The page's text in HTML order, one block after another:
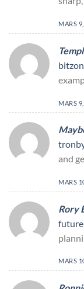
MARS
MARS
and
MARS
Rory
MARS